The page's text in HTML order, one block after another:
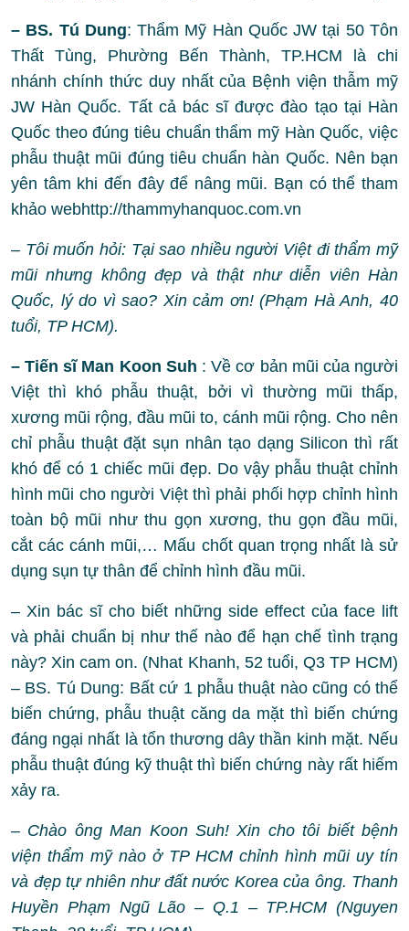
– BS. Tú Dung: Thẩm Mỹ Hàn Quốc JW tại 50 Tôn
Thất Tùng, Phường Bến Thành, TP.HCM là chi
nhánh chính thức duy nhất của Bệnh viện thẫm mỹ
JW Hàn Quốc. Tất cả bác sĩ được đào tạo tại Hàn
Quốc theo đúng tiêu chuẩn thẩm mỹ Hàn Quốc, việc
phẫu thuật mũi đúng tiêu chuẩn hàn Quốc. Nên bạn
yên tâm khi đến đây để nâng mũi. Bạn có thể tham
khảo webhttp://thammyhanquoc.com.vn
– Tôi muốn hỏi: Tại sao nhiều người Việt đi thẩm mỹ
mũi nhưng không đẹp và thật như diễn viên Hàn
Quốc, lý do vì sao? Xin cảm ơn! (Phạm Hà Anh, 40
tuổi, TP HCM).
– Tiến sĩ Man Koon Suh : Về cơ bản mũi của người
Việt thì khó phẫu thuật, bởi vì thường mũi thấp,
xương mũi rộng, đầu mũi to, cánh mũi rộng. Cho nên
chỉ phẫu thuật đặt sụn nhân tạo dạng Silicon thì rất
khó để có 1 chiếc mũi đẹp. Do vậy phẫu thuật chỉnh
hình mũi cho người Việt thì phải phối hợp chỉnh hình
toàn bộ mũi như thu gọn xương, thu gọn đầu mũi,
cắt các cánh mũi,… Mấu chốt quan trọng nhất là sử
dụng sụn tự thân để chỉnh hình đầu mũi.
– Xin bác sĩ cho biết những side effect của face lift
và phải chuẩn bị như thế nào để hạn chế tình trạng
này? Xin cam on. (Nhat Khanh, 52 tuổi, Q3 TP HCM)
– BS. Tú Dung: Bất cứ 1 phẫu thuật nào cũng có thể
biến chứng, phẫu thuật căng da mặt thì biến chứng
đáng ngại nhất là tổn thương dây thần kinh mặt. Nếu
phẫu thuật đúng kỹ thuật thì biến chứng này rất hiếm
xảy ra.
– Chào ông Man Koon Suh! Xin cho tôi biết bệnh
viện thẩm mỹ nào ở TP HCM chỉnh hình mũi uy tín
và đẹp tự nhiên như đất nước Korea của ông. Thanh
Huyền Phạm Ngũ Lão – Q.1 – TP.HCM (Nguyen